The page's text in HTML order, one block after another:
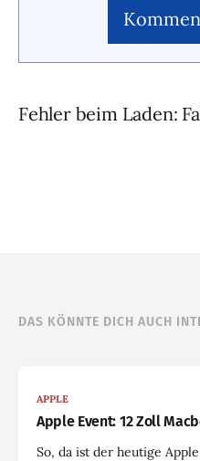
Fehler beim Laden:
DAS KÖNNTE DICH AUCH
APPLE
Apple Event: 12 Zoll
So, da ist der heutige